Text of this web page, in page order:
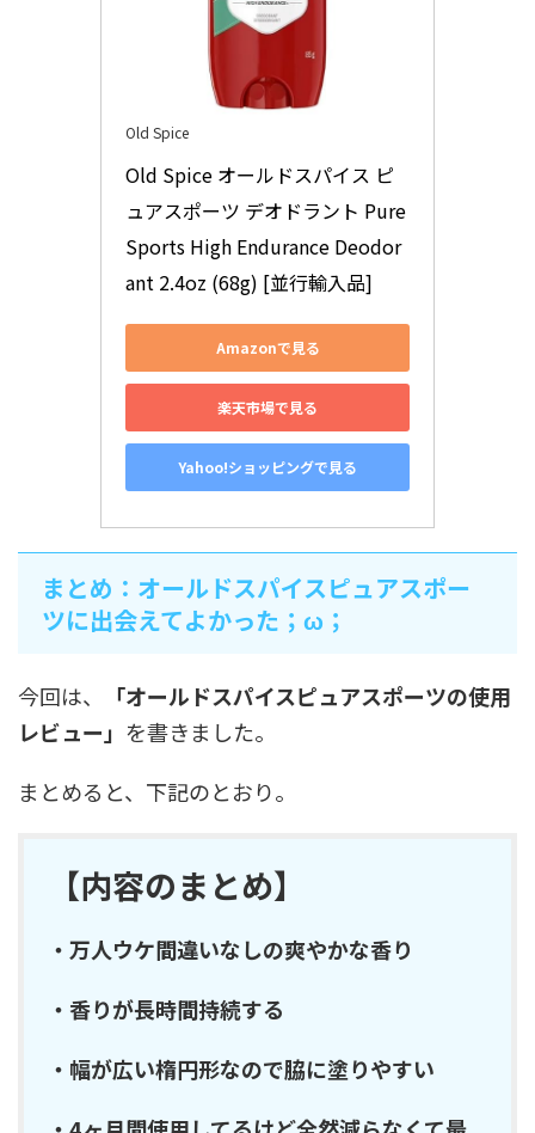
Old Spice
Old Spice オールドスパイス ピ
ュアスポーツ デオドラント Pure
Sports High Endurance Deodor
ant 2.4oz (68g) [並行輸入品]
Amazonで見る
楽天市場で見る
Yahoo!ショッピングで見る
まとめ：オールドスパイスピュアスポー
ツに出会えてよかった；ω；
今回は、
「オールドスパイスピュアスポーツの使用
レビュー」 を書きました。
まとめると、下記のとおり。
【内容のまとめ】
・万人ウケ間違いなしの爽やかな香り
・香りが長時間持続する
・幅が広い楕円形なので脇に塗りやすい